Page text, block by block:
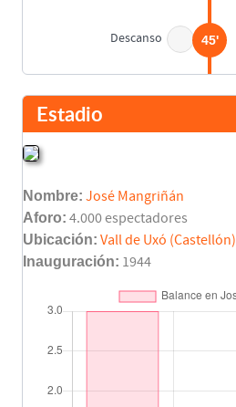
Descanso 45'
45'
José María
45'
Estadio
Nombre: José Mangriñán
Aforo: 4.000 espectadores
Ubicación: Vall de Uxó (Castellón)
Inauguración: 1944